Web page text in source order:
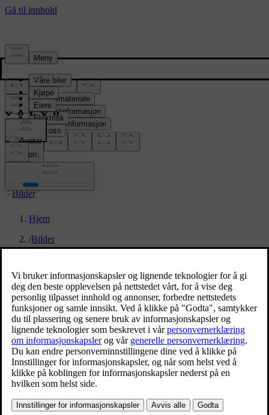
Presserom
Pressemateriale
Produktinformasjon
Selskapsinformasjon
Mediekontakter
location:
NO
Bilder
Hjem
/Bilder
EC40 Black edition
6/24/2024
Bokmerke
Del
Last ned